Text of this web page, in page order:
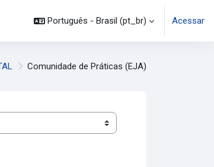
Português - Brasil ‎(pt_br)‎ Acessar
Comunidade de Práticas (EJA)